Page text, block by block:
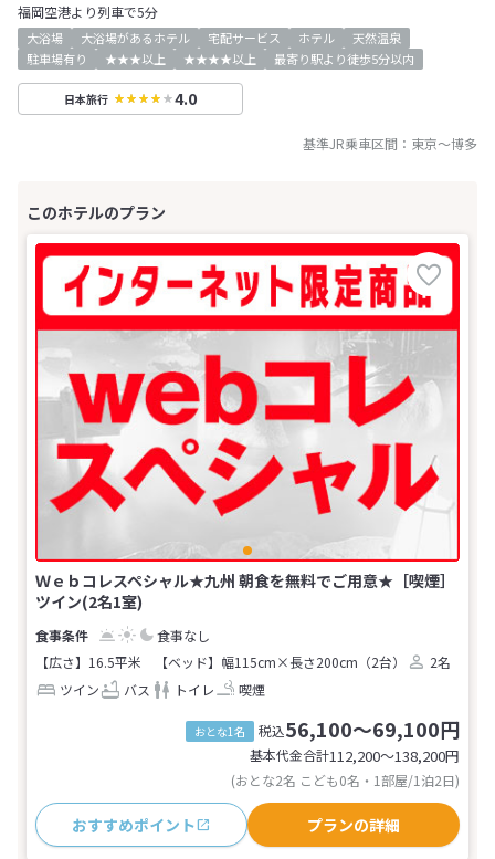
福岡空港より列車で5分
大浴場 大浴場があるホテル 宅配サービス ホテル
天然温泉
駐車場有り
★★★以上 ★★★★以上 最寄り駅より徒歩5分以内
日本旅行 4.0
基準JR乗車区間： 東京～博多
Ｗｅｂコレスペシャル★九州 朝食を無料でご用意★［喫煙］
ツイン(2名1室)
食事なし
【広さ】16.5平米
【ベッド】幅115cm×長さ200cm（2台）
2名
ツイン
バス トイレ 喫煙
おとな1名 税込56,100～69,100円
基本代金合計112,200〜138,200円
(おとな2名 こども0名・1部屋/1泊2日)
おすすめポイント プランの詳細